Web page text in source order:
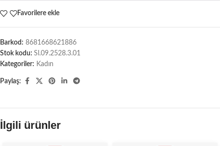
Favorilere ekle
Barkod: 8681668621886
Stok kodu: Sl.09.2528.3.01
Kategoriler: Kadın
Paylaş:
İlgili ürünler